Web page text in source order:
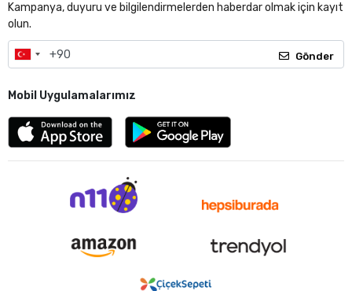
Kampanya, duyuru ve bilgilendirmelerden haberdar olmak için kayıt
olun.
Gönder
Mobil Uygulamalarımız